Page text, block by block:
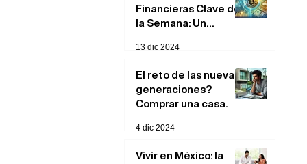
Financieras Clave de
la Semana: Un
13 dic 2024
El reto de las nuevas
generaciones?
Comprar una casa.
4 dic 2024
Vivir en México: la